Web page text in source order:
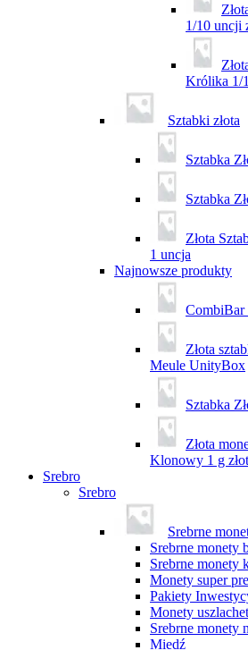
1/10 uncji
Królika 1/
Sztabki złota
Sztabka
Sztabka
Złota
1 uncja
Najnowsze produkty
CombiBar
Złota
Meule UnityBox
Sztabka
Złota
Klonowy 1 g
Srebro
Srebro
Srebrne
Srebrne monety
Srebrne monety
Monety super
Pakiety
Monety
Srebrne monety
Miedź